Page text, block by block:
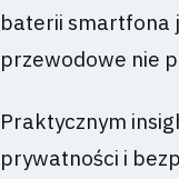
baterii smartfona
przewodowe nie
Praktycznym
prywatności i